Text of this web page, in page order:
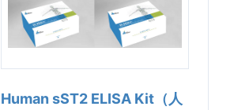
Human sST2 ELISA Kit（人